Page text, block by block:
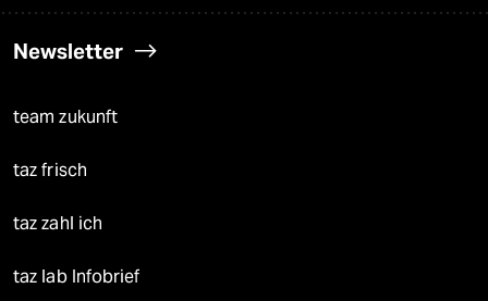
Newsletter
team zukunft
taz frisch
taz zahl ich
taz lab Infobrief